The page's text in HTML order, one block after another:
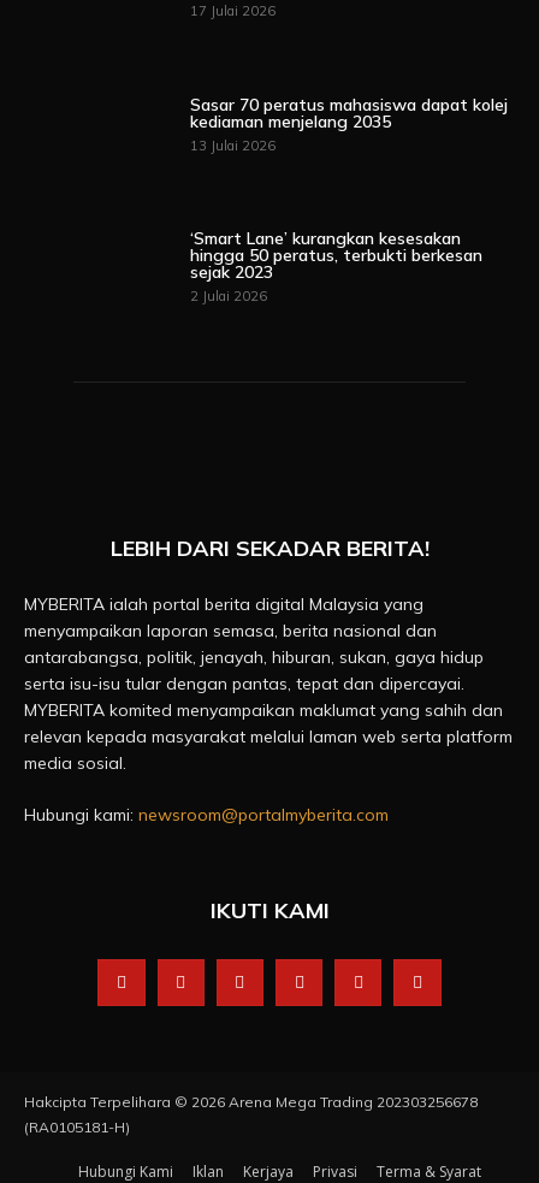
17 Julai 2026
Sasar 70 peratus mahasiswa dapat kolej
kediaman menjelang 2035
13 Julai 2026
‘Smart Lane’ kurangkan kesesakan
hingga 50 peratus, terbukti berkesan
sejak 2023
2 Julai 2026
LEBIH DARI SEKADAR BERITA!
MYBERITA ialah portal berita digital Malaysia yang
menyampaikan laporan semasa, berita nasional dan
antarabangsa, politik, jenayah, hiburan, sukan, gaya hidup
serta isu-isu tular dengan pantas, tepat dan dipercayai.
MYBERITA komited menyampaikan maklumat yang sahih dan
relevan kepada masyarakat melalui laman web serta platform
media sosial.
Hubungi kami: newsroom@portalmyberita.com
IKUTI KAMI
Hakcipta Terpelihara © 2026 Arena Mega Trading 202303256678
(RA0105181-H)
Hubungi Kami Iklan Kerjaya Privasi Terma & Syarat